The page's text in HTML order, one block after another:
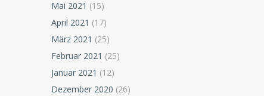
Mai 2021 (15)
April 2021 (17)
März 2021 (25)
Februar 2021 (25)
Januar 2021 (12)
Dezember 2020 (26)